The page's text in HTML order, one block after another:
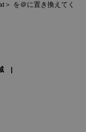
を＠に置き換えてく